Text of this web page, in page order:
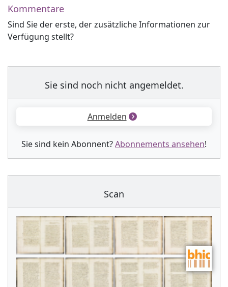
Kommentare
Sind Sie der erste, der zusätzliche Informationen zur
Verfügung stellt?
Sie sind noch nicht angemeldet.
Anmelden
Sie sind kein Abonnent?Abonnements ansehen!
Scan